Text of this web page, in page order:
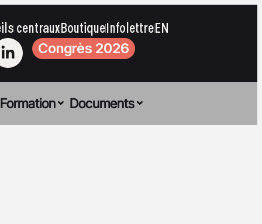
centrauxBoutiqueInfolettreEN
Congrès 2026
Formation Documents